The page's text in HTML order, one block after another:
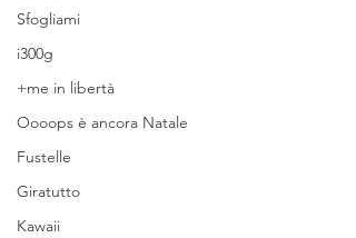
Sfogliami
i300g
+me in libertà
Oooops è ancora Natale
Fustelle
Giratutto
Kawaii